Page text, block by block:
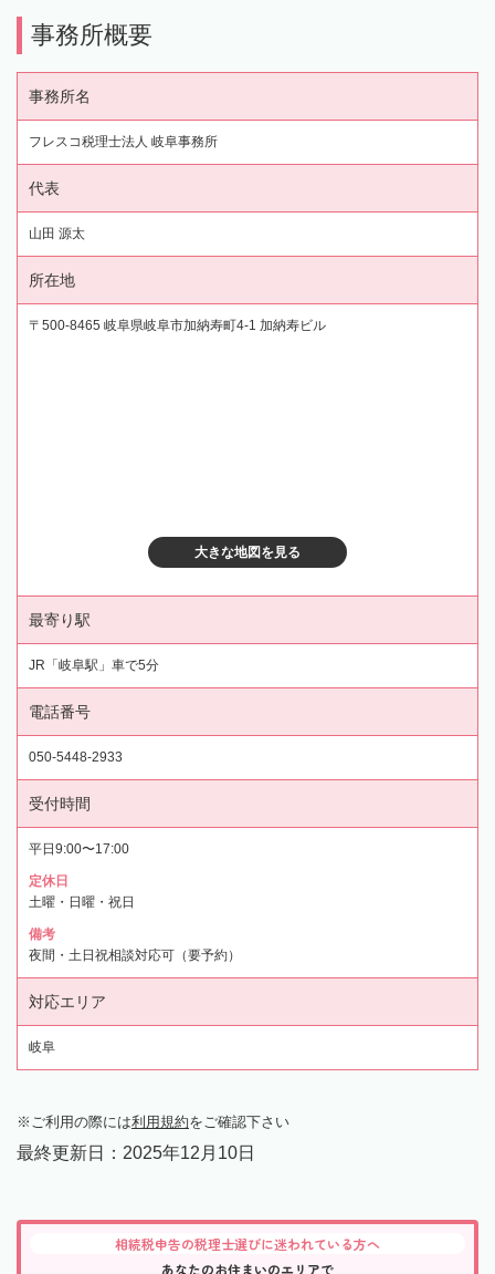
事務所概要
事務所名
フレスコ税理士法人 岐阜事務所
代表
山田 源太
所在地
〒500-8465 岐阜県岐阜市加納寿町4-1 加納寿ビル
大きな地図を見る
最寄り駅
JR「岐阜駅」車で5分
電話番号
050-5448-2933
受付時間
平日9:00〜17:00
定休日
土曜・日曜・祝日
備考
夜間・土日祝相談対応可（要予約）
対応エリア
岐阜
ご利用の際には利用規約をご確認下さい
最終更新日： 2025年12月10日
相続税申告の税理士選びに迷われている方へ
あなたのお住まいのエリアで